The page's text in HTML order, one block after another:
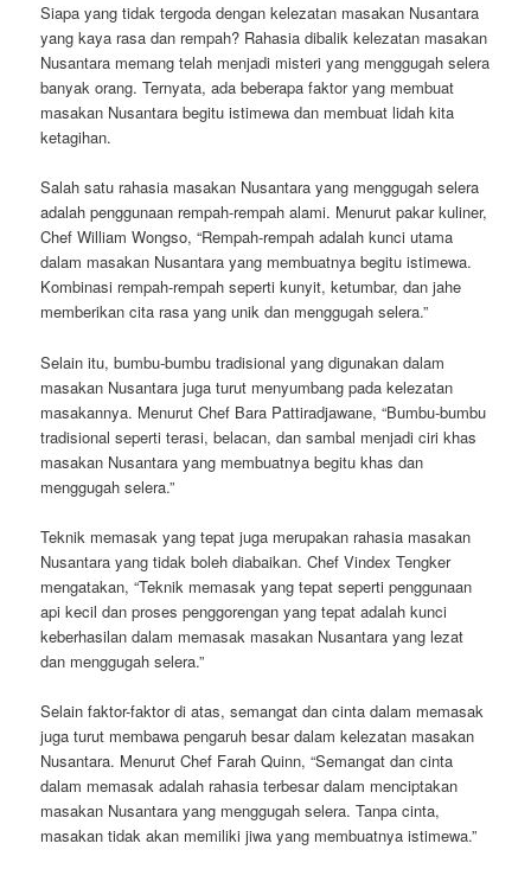
Siapa yang tidak tergoda dengan kelezatan masakan Nusantara
yang kaya rasa dan rempah? Rahasia dibalik kelezatan masakan
Nusantara memang telah menjadi misteri yang menggugah selera
banyak orang. Ternyata, ada beberapa faktor yang membuat
masakan Nusantara begitu istimewa dan membuat lidah kita
ketagihan.
Salah satu rahasia masakan Nusantara yang menggugah selera
adalah penggunaan rempah-rempah alami. Menurut pakar kuliner,
Chef William Wongso, “Rempah-rempah adalah kunci utama
dalam masakan Nusantara yang membuatnya begitu istimewa.
Kombinasi rempah-rempah seperti kunyit, ketumbar, dan jahe
memberikan cita rasa yang unik dan menggugah selera.”
Selain itu, bumbu-bumbu tradisional yang digunakan dalam
masakan Nusantara juga turut menyumbang pada kelezatan
masakannya. Menurut Chef Bara Pattiradjawane, “Bumbu-bumbu
tradisional seperti terasi, belacan, dan sambal menjadi ciri khas
masakan Nusantara yang membuatnya begitu khas dan
menggugah selera.”
Teknik memasak yang tepat juga merupakan rahasia masakan
Nusantara yang tidak boleh diabaikan. Chef Vindex Tengker
mengatakan, “Teknik memasak yang tepat seperti penggunaan
api kecil dan proses penggorengan yang tepat adalah kunci
keberhasilan dalam memasak masakan Nusantara yang lezat
dan menggugah selera.”
Selain faktor-faktor di atas, semangat dan cinta dalam memasak
juga turut membawa pengaruh besar dalam kelezatan masakan
Nusantara. Menurut Chef Farah Quinn, “Semangat dan cinta
dalam memasak adalah rahasia terbesar dalam menciptakan
masakan Nusantara yang menggugah selera. Tanpa cinta,
masakan tidak akan memiliki jiwa yang membuatnya istimewa.”